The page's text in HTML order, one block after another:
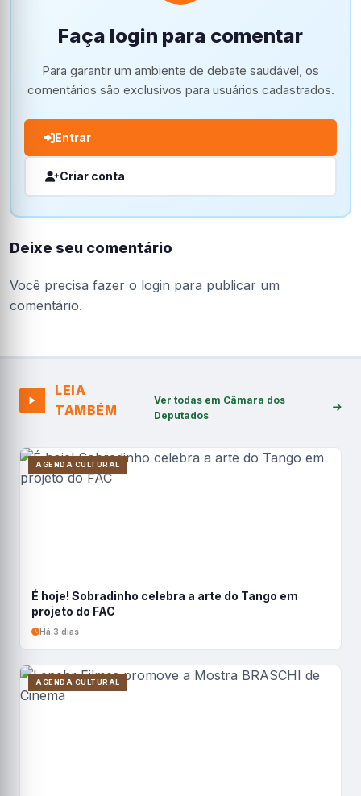
Faça login para comentar
Para garantir um ambiente de debate saudável, os
comentários são exclusivos para usuários cadastrados.
Entrar
Criar conta
Deixe seu comentário
Você precisa fazer o login para publicar um
comentário.
LEIA
TAMBÉM
Ver todas em Câmara dos
Deputados
AGENDA CULTURAL
É hoje! Sobradinho celebra a arte do Tango em
projeto do FAC
Há 3 dias
AGENDA CULTURAL